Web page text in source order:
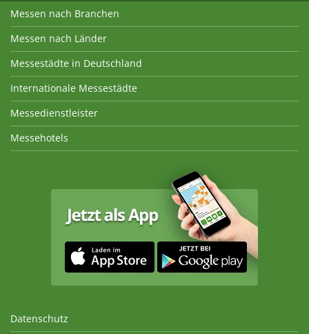
Messen nach Branchen
Messen nach Länder
Messestädte in Deutschland
Internationale Messestädte
Messedienstleister
Messehotels
Datenschutz